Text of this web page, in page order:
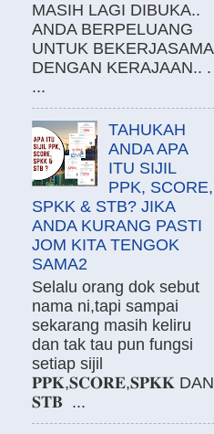
MASIH LAGI DIBUKA..
ANDA BERPELUANG
UNTUK BEKERJASAMA
DENGAN KERAJAAN.. .
...
TAHUKAH
ANDA APA
ITU SIJIL
PPK, SCORE,
SPKK & STB? JIKA
ANDA KURANG PASTI
JOM KITA TENGOK
SAMA2
Selalu orang dok sebut
nama ni,tapi sampai
sekarang masih keliru
dan tak tau pun fungsi
setiap sijil
𝐏𝐏𝐊,𝐒𝐂𝐎𝐑𝐄,𝐒𝐏𝐊𝐊 DAN
𝐒𝐓𝐁 ...